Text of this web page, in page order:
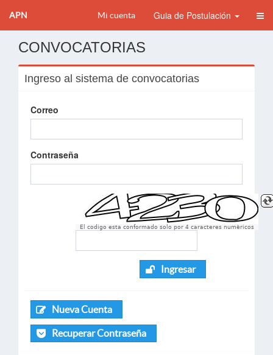
APN Mi cuenta Guia de Postulación
CONVOCATORIAS
Ingreso al sistema de convocatorias
Correo
Contraseña
El codigo esta conformado solo por 4 caracteres numèricos
Ingresar
Nueva Cuenta
Recuperar Contraseña